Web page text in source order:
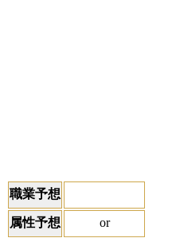
職業予想
属性予想
or